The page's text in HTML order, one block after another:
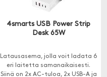
4smarts USB Power Strip
Desk 65W
Latausasema, jolla voit ladata 6
eri laitetta samanaikaisesti.
Siinä on 2x AC-tuloa, 2x USB-A ja